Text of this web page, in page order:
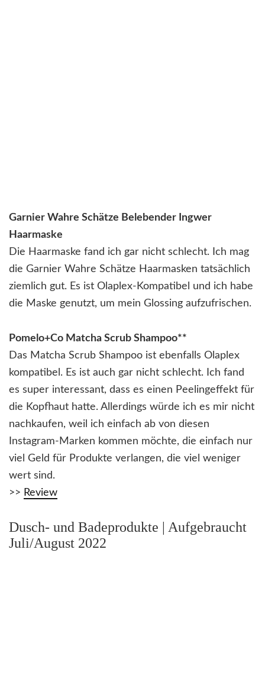
Garnier Wahre Schätze Belebender Ingwer
Haarmaske
Die Haarmaske fand ich gar nicht schlecht. Ich mag
die Garnier Wahre Schätze Haarmasken tatsächlich
ziemlich gut. Es ist Olaplex-Kompatibel und ich habe
die Maske genutzt, um mein Glossing aufzufrischen.
Pomelo+Co Matcha Scrub Shampoo**
Das Matcha Scrub Shampoo ist ebenfalls Olaplex
kompatibel. Es ist auch gar nicht schlecht. Ich fand
es super interessant, dass es einen Peelingeffekt für
die Kopfhaut hatte. Allerdings würde ich es mir nicht
nachkaufen, weil ich einfach ab von diesen
Instagram-Marken kommen möchte, die einfach nur
viel Geld für Produkte verlangen, die viel weniger
wert sind.
>> Review
Dusch- und Badeprodukte | Aufgebraucht
Juli/August 2022